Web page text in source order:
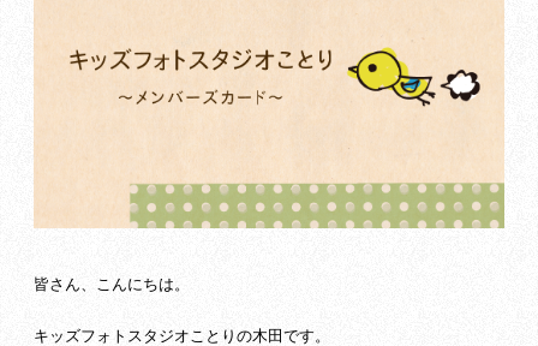
皆さん、こんにちは。
キッズフォトスタジオことりの木田です。